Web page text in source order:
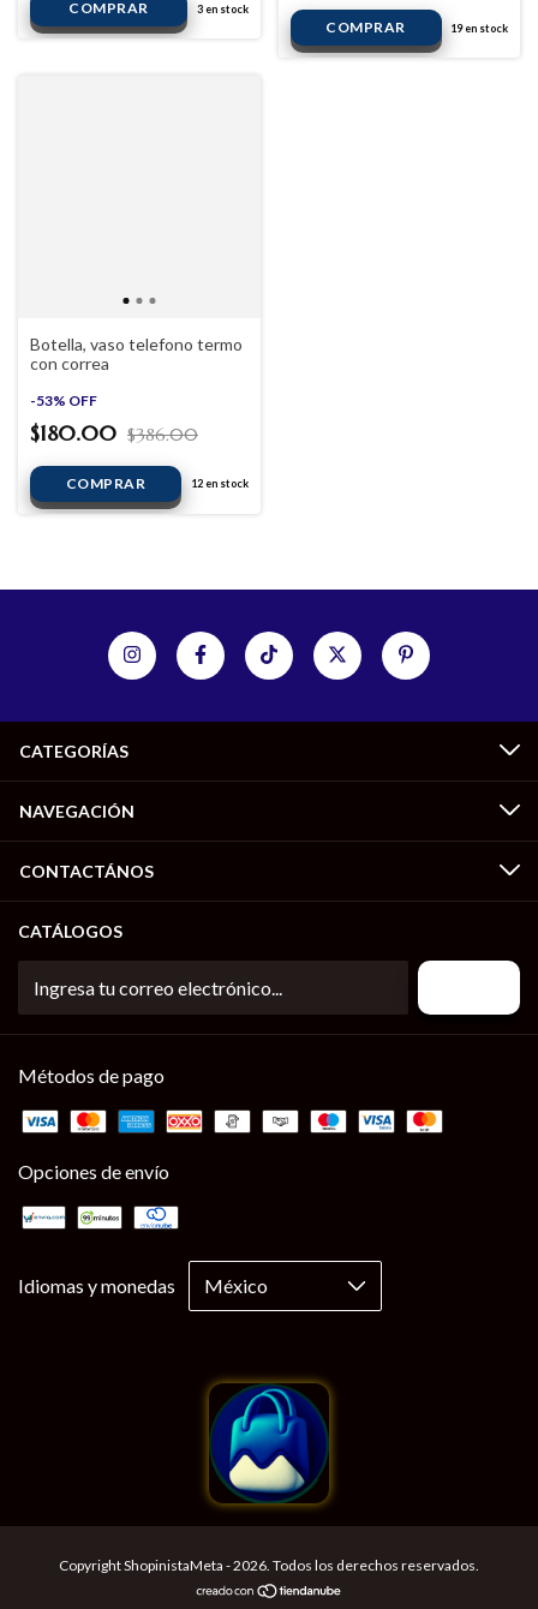
3en stock
19en stock
Botella, vaso telefono termo
con correa
-53% OFF
$180.00 $386.00
12en stock
CATEGORÍAS
NAVEGACIÓN
CONTACTÁNOS
CATÁLOGOS
Métodos de pago
Opciones de envío
Idiomas y monedas
Copyright ShopinistaMeta - 2026. Todos los derechos reservados.